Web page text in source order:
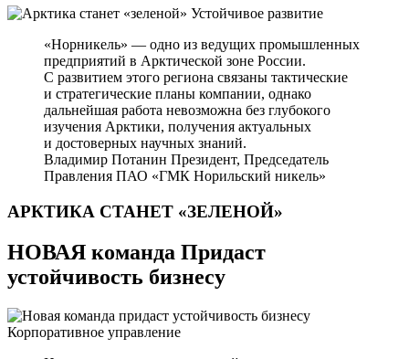
Устойчивое развитие
«Норникель» — одно из ведущих промышленных
предприятий в Арктической зоне России.
С развитием этого региона связаны тактические
и стратегические планы компании, однако
дальнейшая работа невозможна без глубокого
изучения Арктики, получения актуальных
и достоверных научных знаний.
Владимир Потанин Президент, Председатель
Правления ПАО «ГМК Норильский никель»
АРКТИКА СТАНЕТ «ЗЕЛЕНОЙ»
НОВАЯ команда Придаст
устойчивость бизнесу
Корпоративное управление